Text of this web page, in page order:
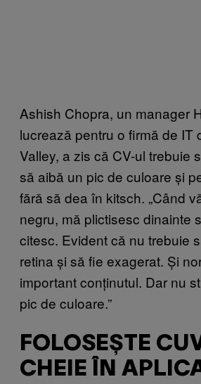
Ashish Chopra, un manager
lucrează pentru o firmă de IT
Valley, a zis că CV-ul trebuie
să aibă un pic de culoare și
fără să dea în kitsch. „Când
negru, mă plictisesc dinainte
citesc. Evident că nu trebuie
retina și să fie exagerat. Și
important conținutul. Dar nu
pic de culoare.”
FOLOSEȘTE
CHEIE ÎN